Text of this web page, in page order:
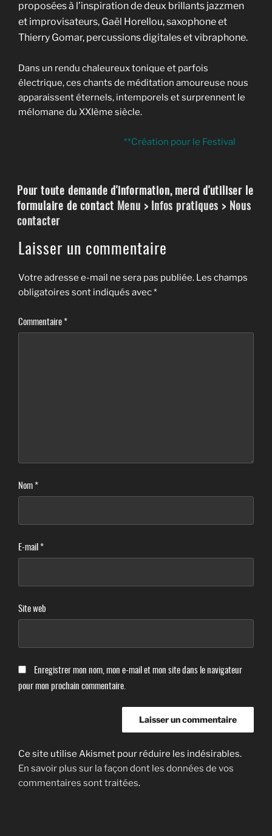
proposées à l’inspiration de deux brillants jazzmen
et improvisateurs, Gaël Horellou, saxophone et
Thierry Gomar, percussions digitales et vibraphone.
Dans un rendu chaleureux tonique et parfois
électrique, ces chants de méditation amoureuse nous
apparaissent éternels, intemporels et surprennent le
mélomane du XXIème siècle.
**Création pour le Festival
Pour toute demande d'information, merci d'utiliser le
formulaire de contact Menu > Infos pratiques > Nous
contacter
Laisser un commentaire
Votre adresse e-mail ne sera pas publiée. Les champs
obligatoires sont indiqués avec*
Commentaire*
Nom*
E-mail*
Site web
Enregistrer mon nom, mon e-mail et mon site dans le navigateur
pour mon prochain commentaire.
Ce site utilise Akismet pour réduire les indésirables.
En savoir plus sur la façon dont les données de vos
commentaires sont traitées.